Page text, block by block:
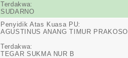
Terdakwa:
SUDARNO
Penyidik Atas Kuasa PU:
AGUSTINUS ANANG TIMUR PRAKOSO
Terdakwa:
TEGAR SUKMA NUR B